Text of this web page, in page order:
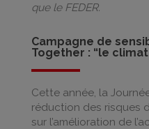
que le FEDER.
Campagne de
Together : “le
Cette année, la
réduction des risques
sur l’amélioration de